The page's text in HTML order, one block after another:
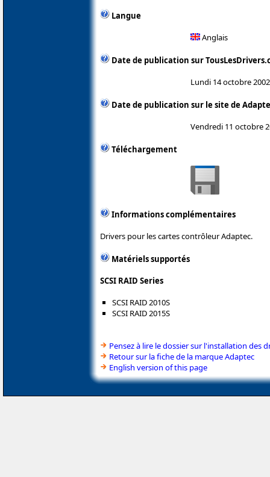
Langue
Anglais
Date de publication sur
Lundi 14 octobre 2002
Date de publication sur le site de
Vendredi 11 octobre
Téléchargement
Informations complémentaires
Drivers pour les cartes contrôleur Adaptec.
Matériels supportés
SCSI RAID Series
SCSI RAID 2010S
SCSI RAID 2015S
Pensez à lire le dossier sur l'installation des
Retour sur la fiche de la marque Adaptec
English version of this page